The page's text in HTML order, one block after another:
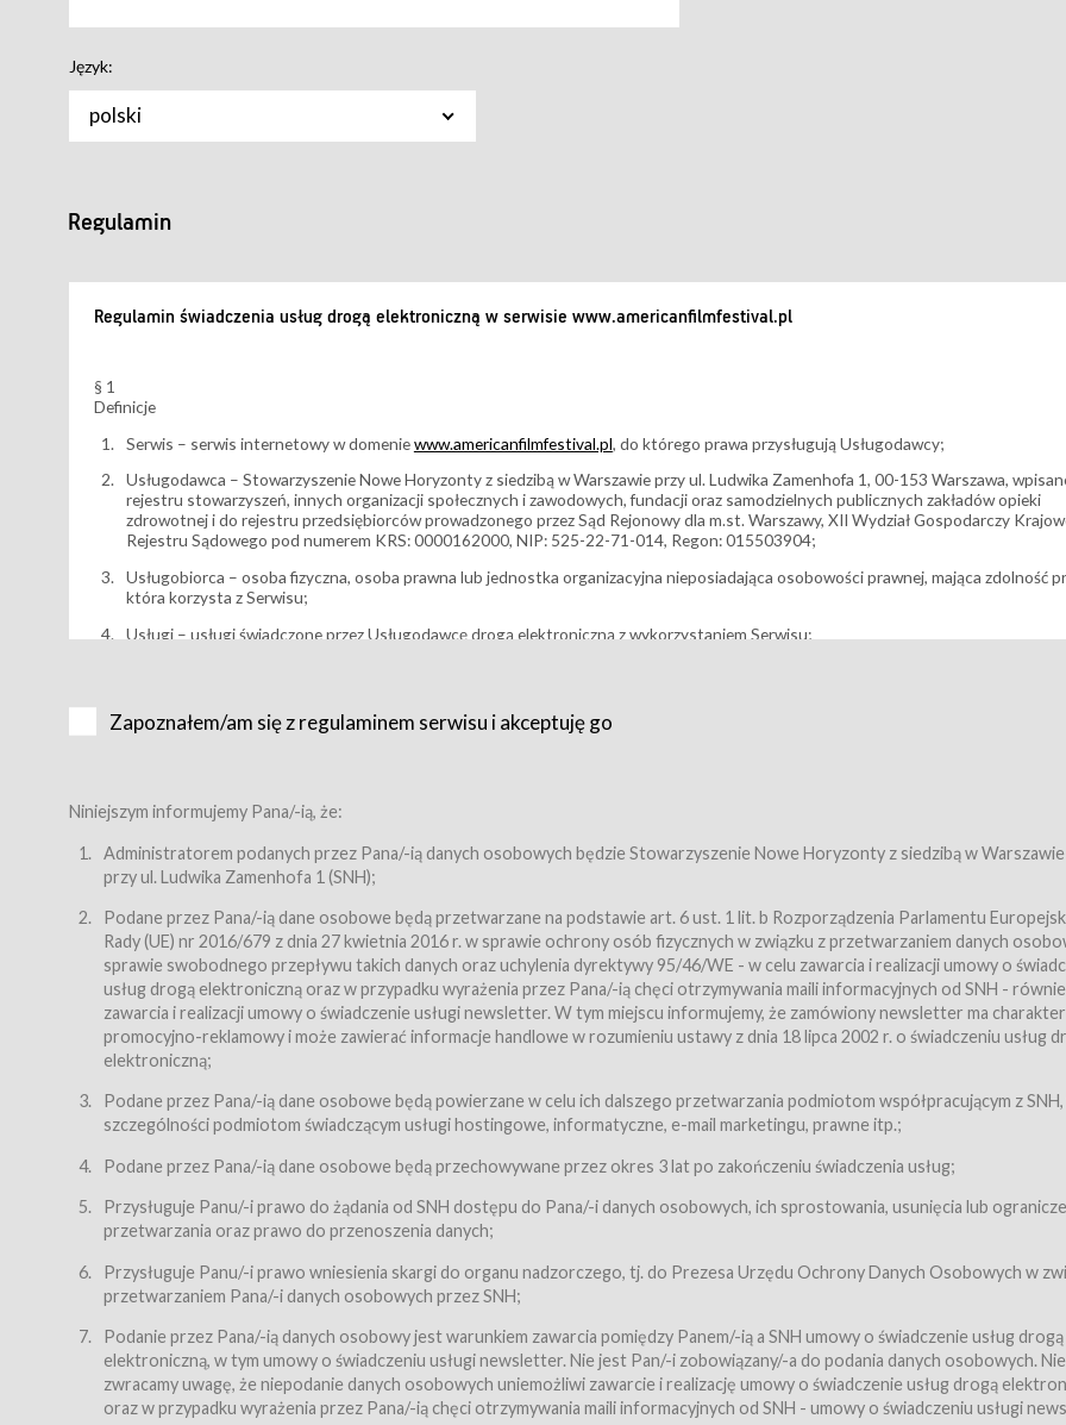
Język:
polski
Regulamin
Regulamin świadczenia usług drogą elektroniczną w serwisie www.americanfilmfestival.pl
§ 1
Definicje
Serwis – serwis internetowy w domeniewww.americanfilmfestival.pl, do którego prawa przysługują Usługodawcy;
Usługodawca – Stowarzyszenie Nowe Horyzonty z siedzibą w Warszawie przy ul. Ludwika Zamenhofa 1, 00-153 Warszawa,
rejestru stowarzyszeń, innych organizacji społecznych i zawodowych, fundacji oraz samodzielnych publicznych zakładów opieki
zdrowotnej i do rejestru przedsiębiorców prowadzonego przez Sąd Rejonowy dla m.st. Warszawy, XII Wydział Gospodarczy
Rejestru Sądowego pod numerem KRS: 0000162000, NIP: 525-22-71-014, Regon: 015503904;
Usługobiorca – osoba fizyczna, osoba prawna lub jednostka organizacyjna nieposiadająca osobowości prawnej, mająca zdolność
która korzysta z Serwisu;
Usługi – usługi świadczone przez Usługodawcę drogą elektroniczną z wykorzystaniem Serwisu;
Karnety – wybrane dokumenty potwierdzające zawarcie umowy z Usługodawcą i uprawniające do wzięcia udziału w Wydarzeniu,
Bilety – wybrane dokumenty potwierdzające zawarcie umowy z Usługodawcą i uprawniające do wzięcia udziału w Wydarzeniu,
przewidziane przez Usługodawcę dla danego Wydarzenia, tj. uprawniające do uczestnictwa w wielu albo w pojedynczych seansach
filmowych, wydarzeniach specjalnych i koncertach;
Sklep – sklep internetowy prowadzony przez Usługodawcę w Serwisie;
Regulamin – niniejszy regulamin.
§ 2
Postanowienia ogólne
Regulamin określa zasady:
świadczenia Usługobiorcom Usług przez Usługodawcę, z zastrzeżeniem usług, o których mowa w ust. 2 pkt. 4 i 5 poniżej,
zasady świadczenia precyzują odrębne regulaminy,
przetwarzania przez Usługodawcę danych osobowych Usługobiorców będących osobami fizycznymi.
Usługodawca świadczy w szczególności następujące Usługi:Usługodawca świadczy Usługi drogą elektroniczną w rozumieniu
dnia 18 lipca 2002 r. o świadczeniu usług drogą elektroniczną (Dz.U. z 2002 r., Nr 144, poz. 1204, z późń. zm.). Usługi świadczone są
nieodpłatnie.
usługę przeglądania i odczytywania przez Usługobiorców materiałów zamieszczanych w Serwisie,
usługę newsletter,
usługę zawierania na odległość umów nabycia Karnetów i Biletów,
usługę zawierania na odległość umów sprzedaży w Sklepie.
Usługodawca świadczy Usługi drogą elektroniczną w rozumieniu ustawy z dnia 18 lipca 2002 r. o świadczeniu usług drogą
(Dz.U. z 2002 r., Nr 144, poz. 1204, z późń. zm.). Usługi świadczone są nieodpłatnie.
Zapoznałem/am się z regulaminem serwisu i akceptuję go
Niniejszym informujemy Pana/-ią, że:
Administratorem podanych przez Pana/-ią danych osobowych będzie Stowarzyszenie Nowe Horyzonty z siedzibą w
przy ul. Ludwika Zamenhofa 1 (SNH);
Podane przez Pana/-ią dane osobowe będą przetwarzane na podstawie art. 6 ust. 1 lit. b Rozporządzenia Parlamentu
Rady (UE) nr 2016/679 z dnia 27 kwietnia 2016 r. w sprawie ochrony osób fizycznych w związku z przetwarzaniem danych
sprawie swobodnego przepływu takich danych oraz uchylenia dyrektywy 95/46/WE - w celu zawarcia i realizacji umowy o
usług drogą elektroniczną oraz w przypadku wyrażenia przez Pana/-ią chęci otrzymywania maili informacyjnych od SNH -
zawarcia i realizacji umowy o świadczenie usługi newsletter. W tym miejscu informujemy, że zamówiony newsletter ma charakter
promocyjno-reklamowy i może zawierać informacje handlowe w rozumieniu ustawy z dnia 18 lipca 2002 r. o świadczeniu usług
elektroniczną;
Podane przez Pana/-ią dane osobowe będą powierzane w celu ich dalszego przetwarzania podmiotom współpracującym z
szczególności podmiotom świadczącym usługi hostingowe, informatyczne, e-mail marketingu, prawne itp.;
Podane przez Pana/-ią dane osobowe będą przechowywane przez okres 3 lat po zakończeniu świadczenia usług;
Przysługuje Panu/-i prawo do żądania od SNH dostępu do Pana/-i danych osobowych, ich sprostowania, usunięcia lub
przetwarzania oraz prawo do przenoszenia danych;
Przysługuje Panu/-i prawo wniesienia skargi do organu nadzorczego, tj. do Prezesa Urzędu Ochrony Danych Osobowych w
przetwarzaniem Pana/-i danych osobowych przez SNH;
Podanie przez Pana/-ią danych osobowy jest warunkiem zawarcia pomiędzy Panem/-ią a SNH umowy o świadczenie usług drogą
elektroniczną, w tym umowy o świadczeniu usługi newsletter. Nie jest Pan/-i zobowiązany/-a do podania danych osobowych.
zwracamy uwagę, że niepodanie danych osobowych uniemożliwi zawarcie i realizację umowy o świadczenie usług drogą
oraz w przypadku wyrażenia przez Pana/-ią chęci otrzymywania maili informacyjnych od SNH - umowy o świadczeniu usługi